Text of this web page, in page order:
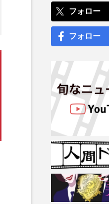
フォロー
フォロー